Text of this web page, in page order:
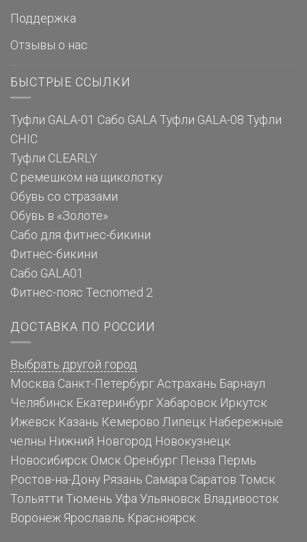
Поддержка
Отзывы о нас
БЫСТРЫЕ ССЫЛКИ
Туфли GALA-01 Сабо GALA Туфли GALA-08 Туфли
CHIC
Туфли CLEARLY
С ремешком на щиколотку
Обувь со стразами
Обувь в «Золоте»
Сабо для фитнес-бикини
Фитнес-бикини
Сабо GALA01
Фитнес-пояс Tecnomed 2
ДОСТАВКА ПО РОССИИ
Выбрать другой город
Москва Санкт-Петербург Астрахань Барнаул
Челябинск Екатеринбург Хабаровск Иркутск
Ижевск Казань Кемерово Липецк Набережные
челны Нижний Новгород Новокузнецк
Новосибирск Омск Оренбург Пенза Пермь
Ростов-на-Дону Рязань Самара Саратов Томск
Тольятти Тюмень Уфа Ульяновск Владивосток
Воронеж Ярославль Красноярск